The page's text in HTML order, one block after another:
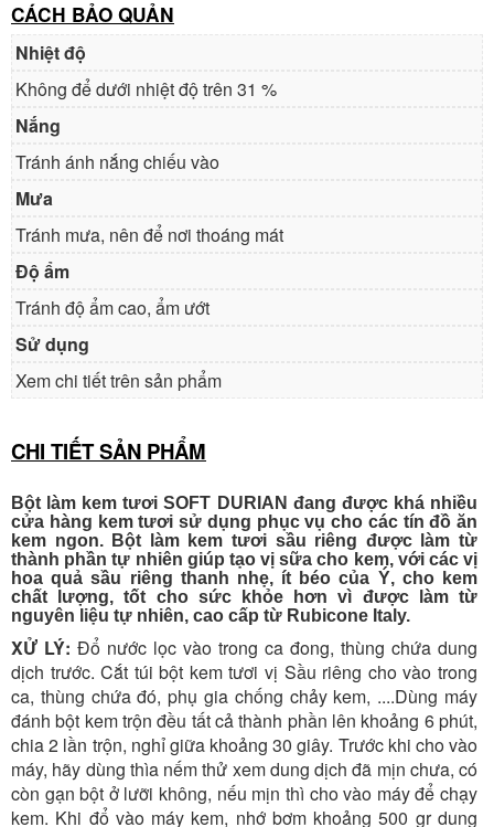
CÁCH BẢO QUẢN
Nhiệt độ
Không để dưới nhiệt độ trên 31 %
Nắng
Tránh ánh nắng chiếu vào
Mưa
Tránh mưa, nên để nơi thoáng mát
Độ ẩm
Tránh độ ẩm cao, ẩm ướt
Sử dụng
Xem chi tiết trên sản phẩm
CHI TIẾT SẢN PHẨM
Bột làm kem tươi SOFT DURIAN đang được khá nhiều
cửa hàng kem tươi sử dụng phục vụ cho các tín đồ ăn
kem ngon. Bột làm kem tươi sầu riêng được làm từ
thành phần tự nhiên giúp tạo vị sữa cho kem, với các vị
hoa quả sầu riêng thanh nhẹ, ít béo của Ý, cho kem
chất lượng, tốt cho sức khỏe hơn vì được làm từ
nguyên liệu tự nhiên, cao cấp từ Rubicone Italy.
XỬ LÝ: Đổ nước lọc vào trong ca đong, thùng chứa dung
dịch trước. Cắt túi bột kem tươi vị Sầu riêng cho vào trong
ca, thùng chứa đó, phụ gia chống chảy kem, ....Dùng máy
đánh bột kem trộn đều tất cả thành phần lên khoảng 6 phút,
chia 2 lần trộn, nghỉ giữa khoảng 30 giây. Trước khi cho vào
máy, hãy dùng thìa nếm thử xem dung dịch đã mịn chưa, có
còn gạn bột ở lưỡi không, nếu mịn thì cho vào máy để chạy
kem. Khi đổ vào máy kem, nhớ bơm khoảng 500 gr dung